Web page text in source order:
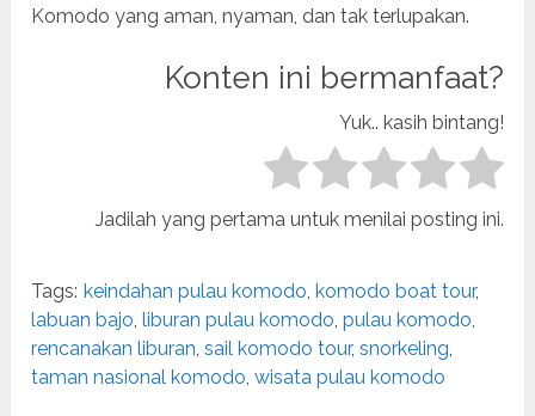
Komodo yang aman, nyaman, dan tak terlupakan.
Konten ini bermanfaat?
Yuk.. kasih bintang!
Jadilah yang pertama untuk menilai posting ini.
Tags: keindahan pulau komodo,komodo boat tour,
labuan bajo,liburan pulau komodo,pulau komodo,
rencanakan liburan,sail komodo tour,snorkeling,
taman nasional komodo,wisata pulau komodo